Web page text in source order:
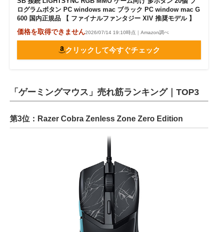
ログラムボタン PC windows mac ブラック PC window mac G
600 国内正規品 【 ファイナルファンタジー XIV 推奨モデル 】
価格を取得できません2026/07/14 19:10時点｜Amazon調べ
クリックして今すぐチェック
「ゲーミングマウス」売れ筋ランキング｜TOP3
第3位：Razer Cobra Zenless Zone Zero Edition